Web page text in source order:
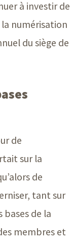
à investir de
numérisation
du siège de
de
sur la
de
tant sur
de la
membres et